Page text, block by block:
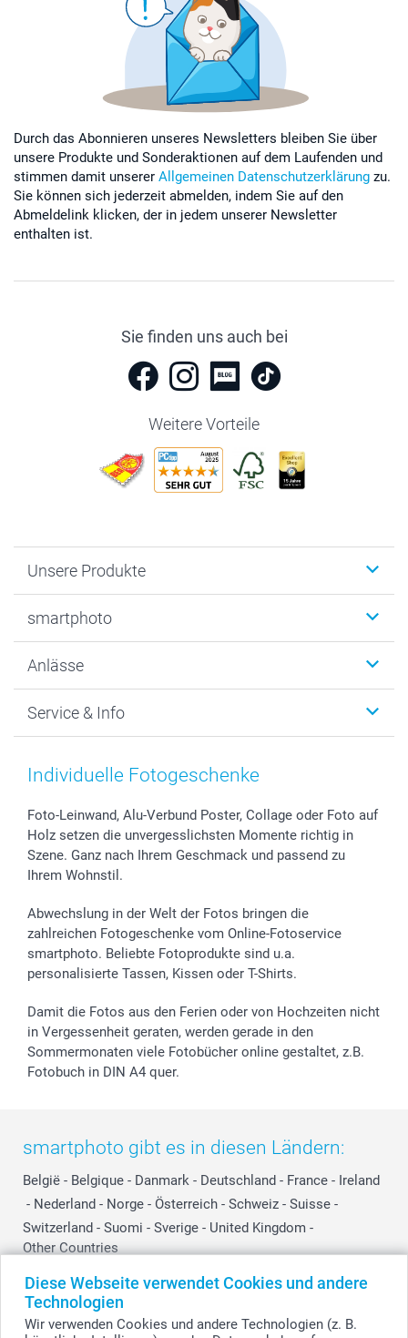
Diese Webseite verwendet Cookies und andere
Technologien
Wir verwenden Cookies und andere Technologien (z. B.
Durch das Abonnieren unseres Newsletters bleiben Sie über
unsere Produkte und Sonderaktionen auf dem Laufenden und
stimmen damit unserer Allgemeinen Datenschutzerklärung zu.
Sie können sich jederzeit abmelden, indem Sie auf den
Abmeldelink klicken, der in jedem unserer Newsletter
enthalten ist.
Sie finden uns auch bei
Weitere Vorteile
Unsere Produkte
Fotogeschenke
MyNameBook
Fotoabzüge, Fotos als Buch & Poster
Zubehör & Material
Foto-Kalender & Agenden
Sticker & Etiketten
Geschenk-Gutscheine (PDF)
smartphoto
Warum smartphoto
Datenschutz
AGB
Presse
Partnerprogramme
Investor Relations
B2B smartbusiness
Widerrufsrecht
Anlässe
Neujahr
Muttertag
Kommunion & Konfirmation
Hochzeit
Geburtstag
Geburt
Zu allen Anlässen
Service & Info
Preise und Versandkosten
48h Lieferung
Zahlungsmöglichkeiten
Anmelden /Registrieren
Sitemap
Status der Bestellung
smartfriends
smartgarantie
smartbonus
Individuelle Fotogeschenke
Foto-Leinwand, Alu-Verbund Poster, Collage oder Foto auf
Holz setzen die unvergesslichsten Momente richtig in
Szene. Ganz nach Ihrem Geschmack und passend zu
Ihrem Wohnstil.
Abwechslung in der Welt der Fotos bringen die
zahlreichen Fotogeschenke vom Online-Fotoservice
smartphoto. Beliebte Fotoprodukte sind u.a.
personalisierte Tassen, Kissen oder T-Shirts.
Damit die Fotos aus den Ferien oder von Hochzeiten nicht
in Vergessenheit geraten, werden gerade in den
Sommermonaten viele Fotobücher online gestaltet, z.B.
Fotobuch in DIN A4 quer.
smartphoto gibt es in diesen Ländern:
België - Belgique - Danmark - Deutschland - France - Ireland
- Nederland - Norge - Österreich - Schweiz - Suisse -
Switzerland - Suomi - Sverige - United Kingdom -
Other Countries
Alle Preise verstehen sich in Schweizer Franken (CHF) inkl. MwSt. und zzgl.
Versandkosten.